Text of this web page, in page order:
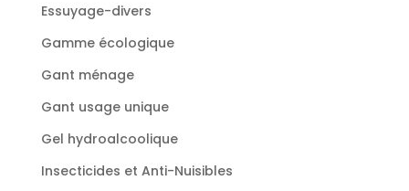
Essuyage-divers
Gamme écologique
Gant ménage
Gant usage unique
Gel hydroalcoolique
Insecticides et Anti-Nuisibles